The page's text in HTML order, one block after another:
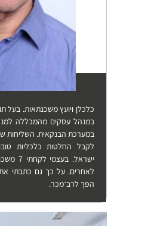
כלכלן ויועץ משכנתאות. בעל
במנהל עסקים מהמכללה
במערכת הבנקאית. השליחות
לקבל החלטות כלכליות
לאחרים. על כך גם כתבתי
הפך לרב־מכר.